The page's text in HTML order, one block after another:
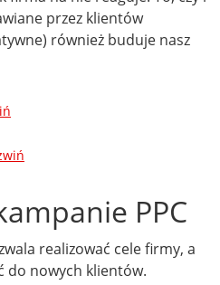
przez klientów
również buduje nasz
PPC
realizować cele firmy, a
do nowych klientów.